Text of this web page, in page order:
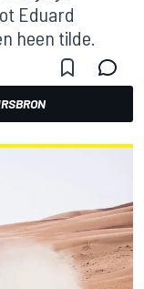
Eduard
heen tilde.